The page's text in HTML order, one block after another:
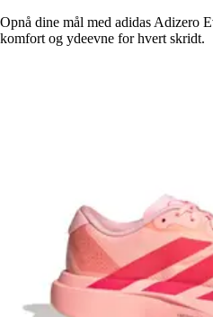
Opnå dine mål med adidas Adizero
komfort og ydeevne for hvert skridt.